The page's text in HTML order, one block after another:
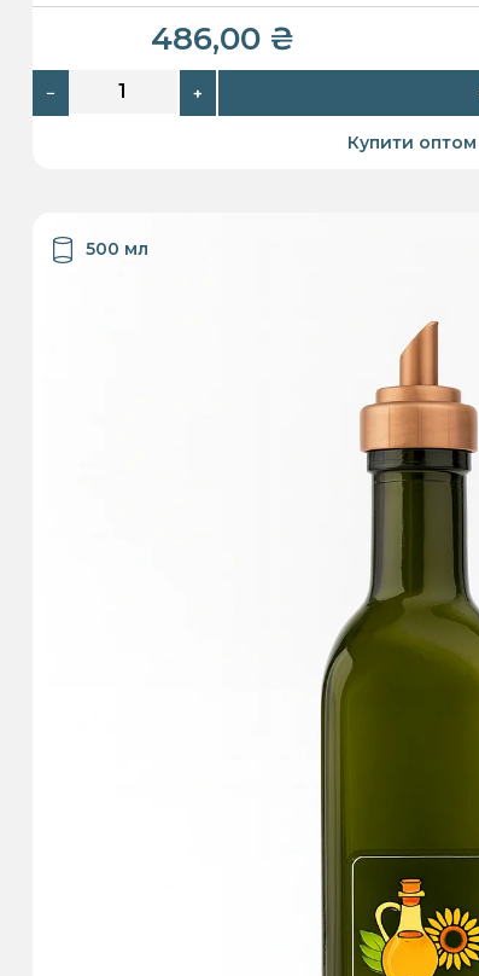
486,00 ₴
− +
Купити оптом
500 мл